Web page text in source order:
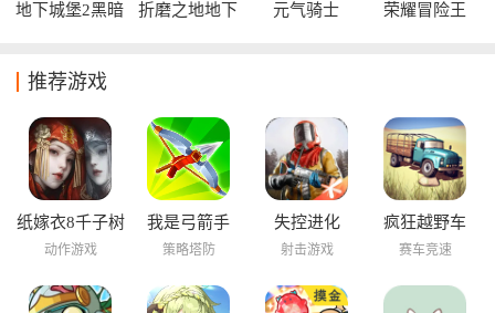
地下城堡2黑暗
折磨之地地下
元气骑士 荣耀冒险王
推荐游戏
纸嫁衣8千子树
动作游戏
我是弓箭手
策略塔防
失控进化
射击游戏
疯狂越野车
赛车竞速